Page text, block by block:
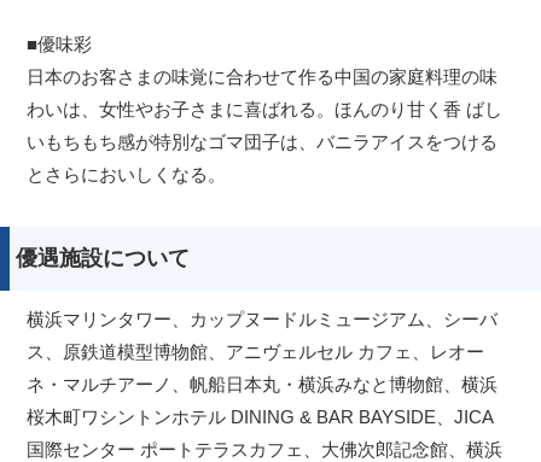
■優味彩
日本のお客さまの味覚に合わせて作る中国の家庭料理の味
わいは、女性やお子さまに喜ばれる。ほんのり甘く香 ばし
いもちもち感が特別なゴマ団子は、バニラアイスをつける
とさらにおいしくなる。
優遇施設について
横浜マリンタワー、カップヌードルミュージアム、シーバ
ス、原鉄道模型博物館、アニヴェルセル カフェ、レオー
ネ・マルチアーノ、帆船日本丸・横浜みなと博物館、横浜
桜木町ワシントンホテル DINING & BAR BAYSIDE、JICA
国際センター ポートテラスカフェ、大佛次郎記念館、横浜